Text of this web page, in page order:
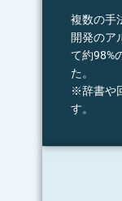
複数の手
開発のア
て約98%
た。
※辞書や
す。